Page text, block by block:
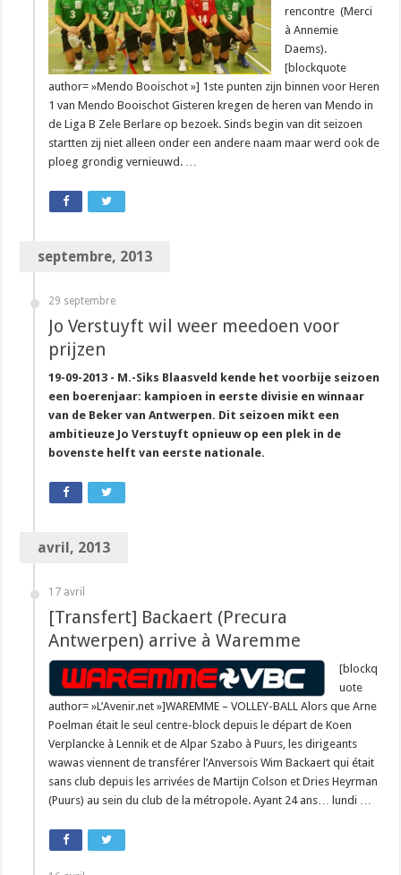
rencontre (Merci
à Annemie
Daems).
[blockquote
author= »Mendo Booischot »] 1ste punten zijn binnen voor Heren
1 van Mendo Booischot Gisteren kregen de heren van Mendo in
de Liga B Zele Berlare op bezoek. Sinds begin van dit seizoen
startten zij niet alleen onder een andere naam maar werd ook de
ploeg grondig vernieuwd. …
septembre, 2013
29 septembre
Jo Verstuyft wil weer meedoen voor
prijzen
19-09-2013 - M.-Siks Blaasveld kende het voorbije seizoen
een boerenjaar: kampioen in eerste divisie en winnaar
van de Beker van Antwerpen. Dit seizoen mikt een
ambitieuze Jo Verstuyft opnieuw op een plek in de
bovenste helft van eerste nationale.
avril, 2013
17 avril
[Transfert] Backaert (Precura
Antwerpen) arrive à Waremme
[blockq
uote
author= »L’Avenir.net »]WAREMME – VOLLEY-BALL Alors que Arne
Poelman était le seul centre-block depuis le départ de Koen
Verplancke à Lennik et de Alpar Szabo à Puurs, les dirigeants
wawas viennent de transférer l’Anversois Wim Backaert qui était
sans club depuis les arrivées de Martijn Colson et Dries Heyrman
(Puurs) au sein du club de la métropole. Ayant 24 ans… lundi …